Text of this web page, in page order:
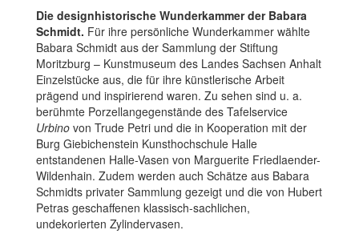
Die designhistorische Wunderkammer der Babara
Schmidt. Für ihre persönliche Wunderkammer wählte
Babara Schmidt aus der Sammlung der Stiftung
Moritzburg – Kunstmuseum des Landes Sachsen Anhalt
Einzelstücke aus, die für ihre künstlerische Arbeit
prägend und inspirierend waren. Zu sehen sind u. a.
berühmte Porzellangegenstände des Tafelservice
Urbino von Trude Petri und die in Kooperation mit der
Burg Giebichenstein Kunsthochschule Halle
entstandenen Halle-Vasen von Marguerite Friedlaender-
Wildenhain. Zudem werden auch Schätze aus Babara
Schmidts privater Sammlung gezeigt und die von Hubert
Petras geschaffenen klassisch-sachlichen,
undekorierten Zylindervasen.